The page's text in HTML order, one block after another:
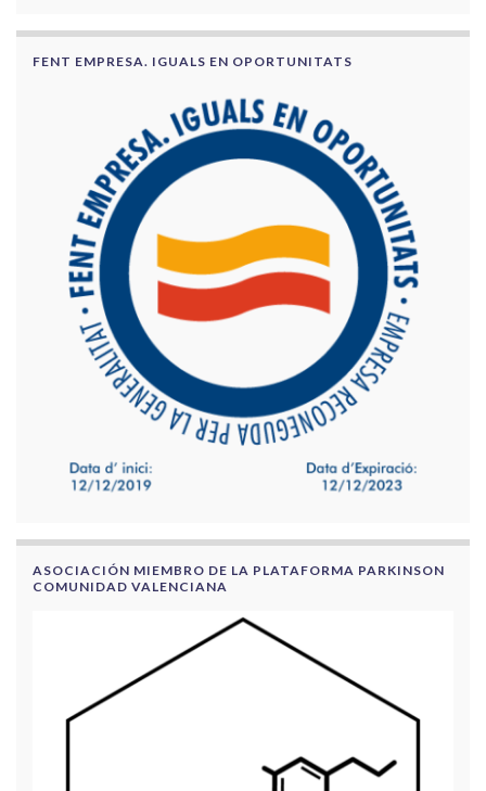
FENT EMPRESA. IGUALS EN OPORTUNITATS
ASOCIACIÓN MIEMBRO DE LA PLATAFORMA PARKINSON
COMUNIDAD VALENCIANA